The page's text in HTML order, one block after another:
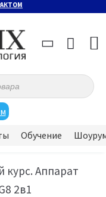
Обучение
Аппарат
2в1